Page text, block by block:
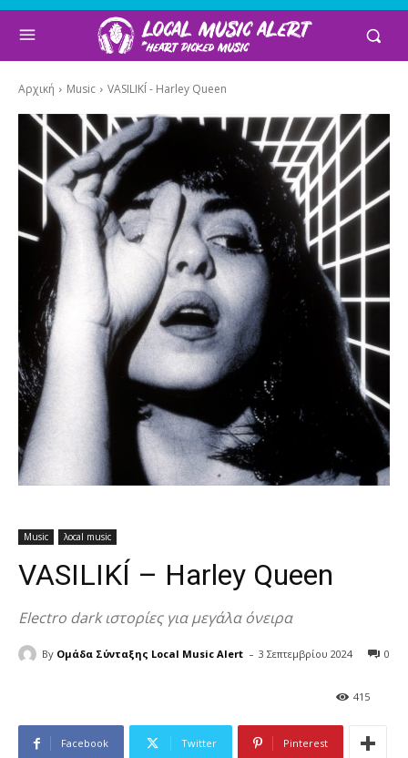
Αρχική Music VASILIKÍ - Harley Queen
Music λocal music
VASILIKÍ – Harley Queen
Εlectro dark ιστορίες για μεγάλα όνειρα
By Ομάδα Σύνταξης Local Music Alert - 3 Σεπτεμβρίου 2024 0
415
Facebook Twitter Pinterest